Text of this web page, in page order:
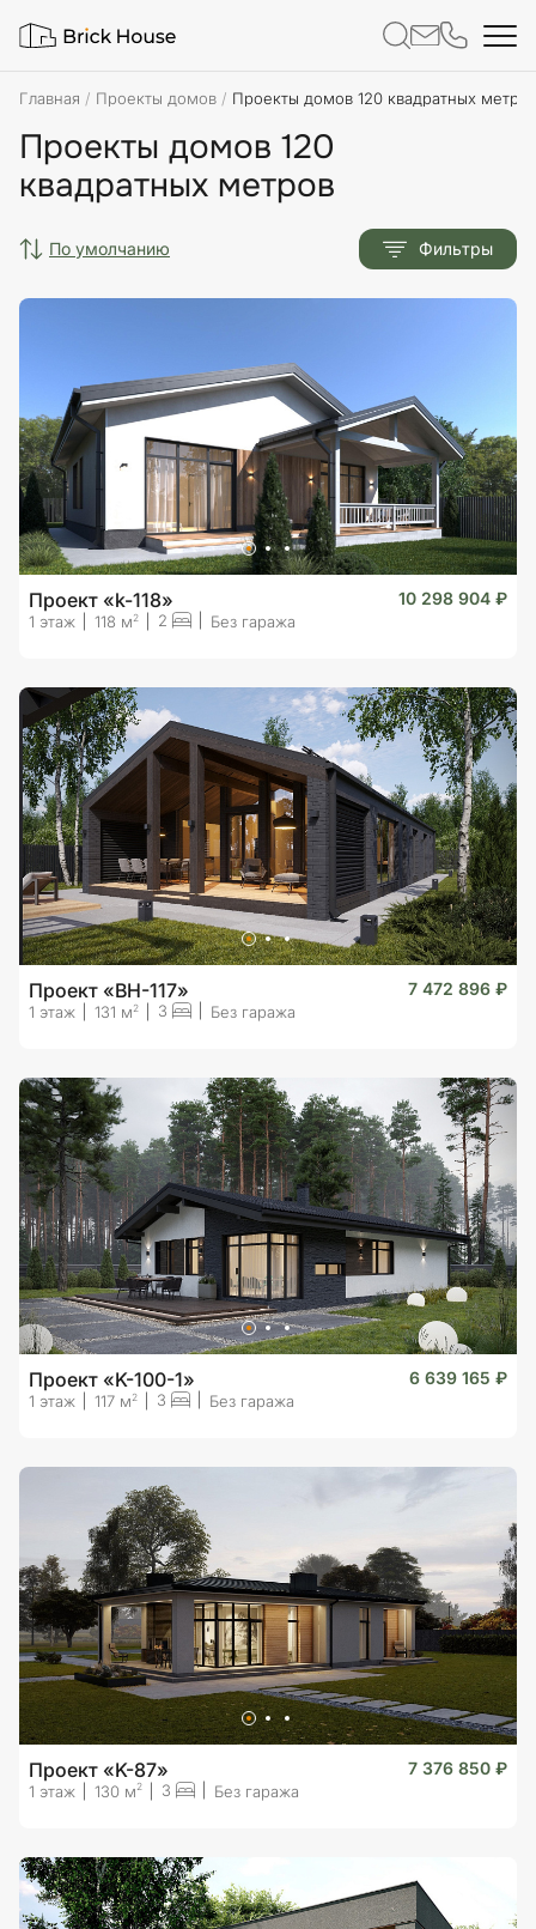
Главная Проекты домов Проекты домов 120 квадратных метров
Проекты домов 120
квадратных метров
по умолчанию Фильтры
Проект «k-118» 10 298 904 ₽
1 этаж 118 м2 2 Без гаража
Проект «BH-117» 7 472 896 ₽
1 этаж 131 м 2 3 Без гаража
Проект «K-100-1» 6 639 165 ₽
1 этаж 117 м 2 3 Без гаража
Проект «K-87» 7 376 850 ₽
1 этаж 130 м2 3 Без гаража